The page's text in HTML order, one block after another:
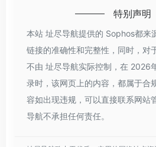
特别声明
本站 址尽导航提供的 Sophos都来
链接的准确性和完整性，同时，对
不由 址尽导航实际控制，在 2026
录时，该网页上的内容，都属于合
容如出现违规，可以直接联系网站
导航不承担任何责任。